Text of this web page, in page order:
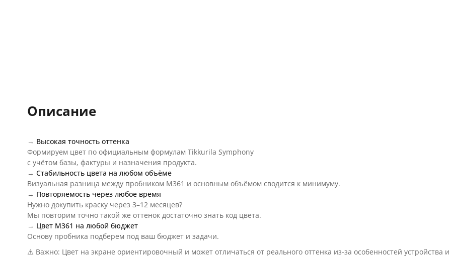
Описание
→ Высокая точность оттенка
Формируем цвет по официальным формулам Tikkurila Symphony
с учётом базы, фактуры и назначения продукта.
→ Стабильность цвета на любом объёме
Визуальная разница между пробником M361 и основным объёмом сводится к минимуму.
→ Повторяемость через любое время
Нужно докупить краску через 3–12 месяцев?
Мы повторим точно такой же оттенок достаточно знать код цвета.
→ Цвет M361 на любой бюджет
Основу пробника подберем под ваш бюджет и задачи.
⚠️ Важно: Цвет на экране ориентировочный и может отличаться от реального оттенка из-за особенностей устройства